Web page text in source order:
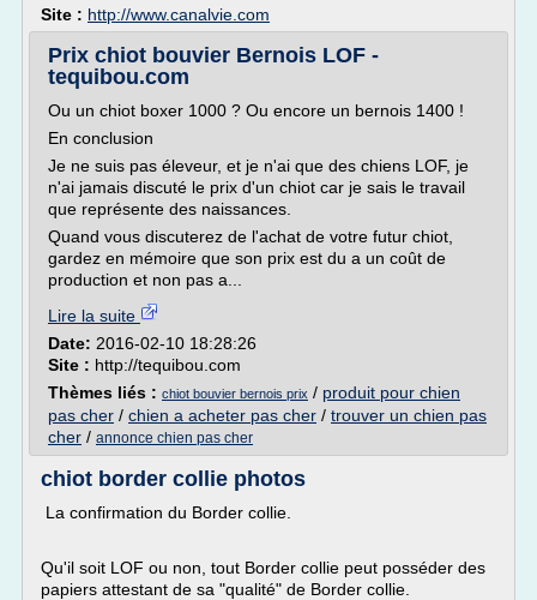
Site : http://www.canalvie.com
Prix chiot bouvier Bernois LOF -
tequibou.com
Ou un chiot boxer 1000 ? Ou encore un bernois 1400 !
En conclusion
Je ne suis pas éleveur, et je n'ai que des chiens LOF, je
n'ai jamais discuté le prix d'un chiot car je sais le travail
que représente des naissances.
Quand vous discuterez de l'achat de votre futur chiot,
gardez en mémoire que son prix est du a un coût de
production et non pas a...
Lire la suite
Date: 2016-02-10 18:28:26
Site : http://tequibou.com
Thèmes liés : chiot bouvier bernois prix / produit pour chien
pas cher / chien a acheter pas cher / trouver un chien pas
cher / annonce chien pas cher
chiot border collie photos
La confirmation du Border collie.
Qu'il soit LOF ou non, tout Border collie peut posséder des
papiers attestant de sa "qualité" de Border collie.